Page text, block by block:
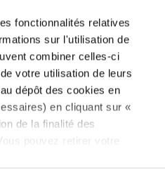
fonctionnalités relatives
sur l'utilisation de
combiner celles-ci
votre utilisation de leurs
dépôt des cookies en
en cliquant sur «
de la finalité des
pouvez retirer votre